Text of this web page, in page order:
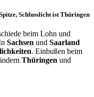
Schlusslicht ist Thüringen
beim Lohn und
Sachsen und Saarland
. Einbußen beim
Thüringen und